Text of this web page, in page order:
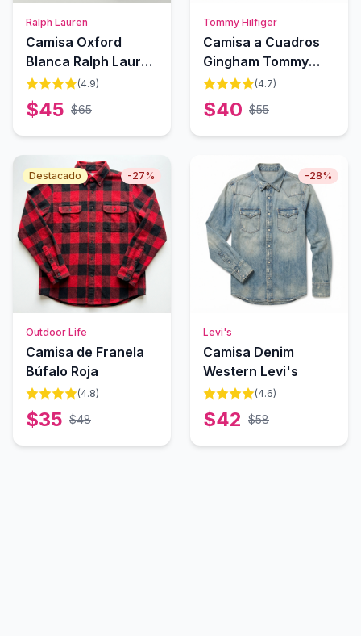
Ralph Lauren
Camisa Oxford
Blanca Ralph Lauren
Classic (4.9)
$45 $65
Tommy Hilfiger
Camisa a Cuadros
Gingham Tommy
Hilfiger (4.7)
$40 $55
Destacado -27%
Outdoor Life
Camisa de Franela
Búfalo Roja
(4.8)
$35 $48
-28%
Levi's
Camisa Denim
Western Levi's
(4.6)
$42 $58